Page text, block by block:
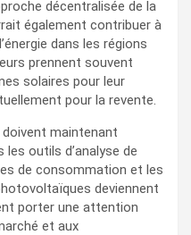
décentralisée de la
également contribuer à
dans les régions
prennent souvent
solaires pour leur
pour la revente.
maintenant
outils d’analyse de
de consommation et les
deviennent
porter une attention
et aux